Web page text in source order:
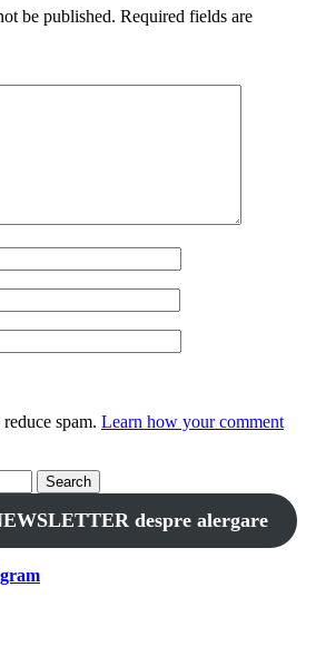
be published. Required fields are
spam. Learn how your comment
despre alergare